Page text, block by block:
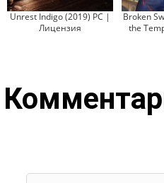
Unrest Indigo (2019) PC |
Лицензия
Broken
the